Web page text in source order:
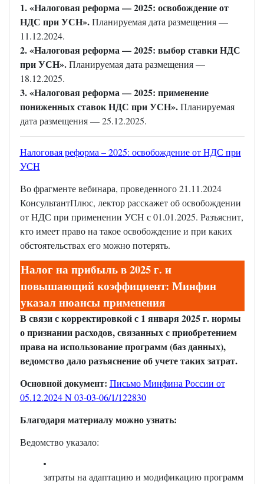
1. «Налоговая реформа — 2025: освобождение от
НДС при УСН».Планируемая дата размещения —
11.12.2024.
2. «Налоговая реформа — 2025: выбор ставки НДС
при УСН».Планируемая дата размещения —
18.12.2025.
3. «Налоговая реформа — 2025: применение
пониженных ставок НДС при УСН».Планируемая
дата размещения — 25.12.2025.
Налоговая реформа – 2025: освобождение от НДС при
УСН
Во фрагменте вебинара, проведенного 21.11.2024
КонсультантПлюс, лектор расскажет об освобождении
от НДС при применении УСН с 01.01.2025. Разъяснит,
кто имеет право на такое освобождение и при каких
обстоятельствах его можно потерять.
Налог на прибыль в 2025 г. и
повышающий коэффициент: Минфин
указал нюансы применения
В связи с корректировкой с 1 января 2025 г. нормы
о признании расходов, связанных с приобретением
права на использование программ (баз данных),
ведомство дало разъяснение об учете таких затрат.
Основной документ: Письмо Минфина России от
05.12.2024 N 03-03-06/1/122830
Благодаря материалу можно узнать:
Ведомство указало:
затраты на адаптацию и модификацию программ